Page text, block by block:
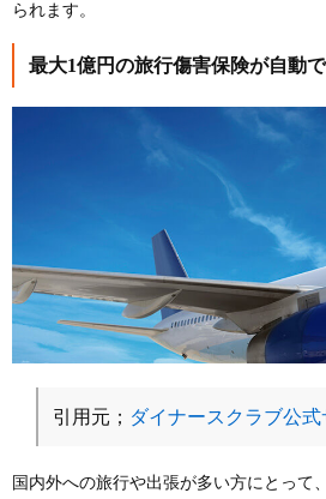
られます。
最大1億円の旅行傷害保険が自動
引用元； ダイナースクラブ公式
国内外への旅行や出張が多い方にとって